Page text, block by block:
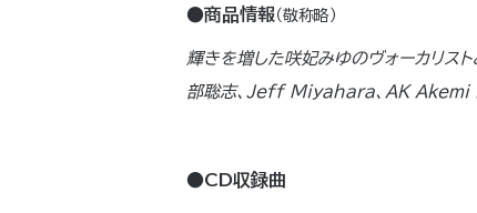
●商品情報（敬称略）
輝きを増した咲妃みゆのヴォーカリス
部聡志、Jeff Miyahara、AK Akemi
●CD収録曲